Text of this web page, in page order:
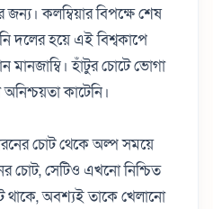
জন্য। কলম্বিয়ার বিপক্ষে শেষ
দলের হয়ে এই বিশ্বকাপে
মানজাম্বি। হাঁটুর চোটে ভোগা
কাটেনি।
চোট থেকে অল্প সময়ে
চোট, সেটিও এখনো নিশ্চিত
থাকে, অবশ্যই তাকে খেলানো